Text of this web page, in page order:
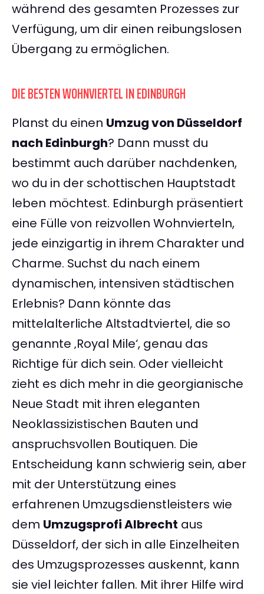
während des gesamten Prozesses zur
Verfügung, um dir einen reibungslosen
Übergang zu ermöglichen.
DIE BESTEN WOHNVIERTEL IN EDINBURGH
Planst du einen Umzug von Düsseldorf
nach Edinburgh? Dann musst du
bestimmt auch darüber nachdenken,
wo du in der schottischen Hauptstadt
leben möchtest. Edinburgh präsentiert
eine Fülle von reizvollen Wohnvierteln,
jede einzigartig in ihrem Charakter und
Charme. Suchst du nach einem
dynamischen, intensiven städtischen
Erlebnis? Dann könnte das
mittelalterliche Altstadtviertel, die so
genannte ‚Royal Mile‘, genau das
Richtige für dich sein. Oder vielleicht
zieht es dich mehr in die georgianische
Neue Stadt mit ihren eleganten
Neoklassizistischen Bauten und
anspruchsvollen Boutiquen. Die
Entscheidung kann schwierig sein, aber
mit der Unterstützung eines
erfahrenen Umzugsdienstleisters wie
dem Umzugsprofi Albrecht aus
Düsseldorf, der sich in alle Einzelheiten
des Umzugsprozesses auskennt, kann
sie viel leichter fallen. Mit ihrer Hilfe wird